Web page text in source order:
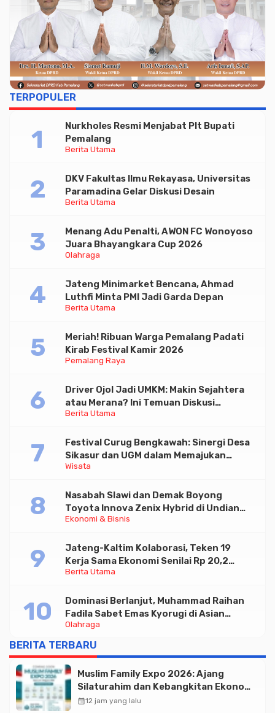
TERPOPULER
Berita Utama
Nurkholes Resmi Menjabat Plt Bupati
Pemalang
Berita Utama
DKV Fakultas Ilmu Rekayasa, Universitas
Paramadina Gelar Diskusi Desain
Olahraga
Menang Adu Penalti, AWON FC Wonoyoso
Juara Bhayangkara Cup 2026
Berita Utama
Jateng Minimarket Bencana, Ahmad
Luthfi Minta PMI Jadi Garda Depan
Pemalang Raya
Meriah! Ribuan Warga Pemalang Padati
Kirab Festival Kamir 2026
Berita Utama
Driver Ojol Jadi UMKM: Makin Sejahtera
atau Merana? Ini Temuan Diskusi
Paramadina
Wisata
Festival Curug Bengkawah: Sinergi Desa
Sikasur dan UGM dalam Memajukan
Wisata serta UMKM Lokal
Ekonomi & Bisnis
Nasabah Slawi dan Demak Boyong
Toyota Innova Zenix Hybrid di Undian
Tabungan Bima Bank Jateng
Berita Utama
Jateng-Kaltim Kolaborasi, Teken 19
Kerja Sama Ekonomi Senilai Rp 20,2
Triliun
Olahraga
Dominasi Berlanjut, Muhammad Raihan
Fadila Sabet Emas Kyorugi di Asian
Taekwondo Indonesia Open 2026
BERITA TERBARU
Muslim Family Expo 2026: Ajang
Silaturahim dan Kebangkitan Ekonomi
Halal di Jakarta
calendar_month12 jam yang lalu